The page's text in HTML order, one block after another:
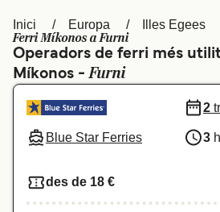
Polska
Schweiz (DE)
Inici Europa Illes Egees
Ferri Míkonos a Furni
Operadors de ferri més
Míkonos -Furni
Blue Star Ferries
2
3 h
des de 18 €